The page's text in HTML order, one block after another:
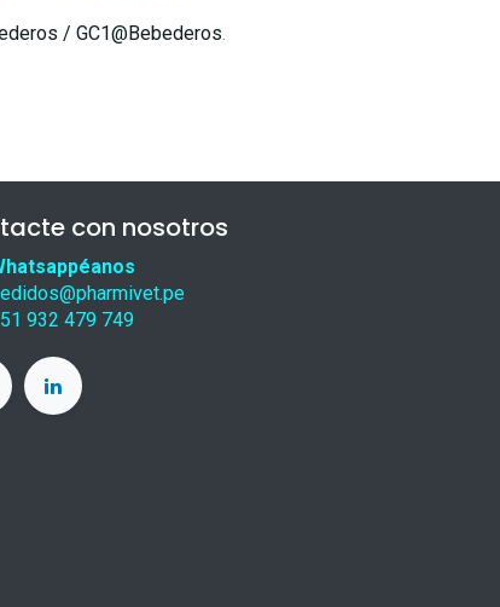
/ GC1@Bebederos.
con nosotros
932 479 749